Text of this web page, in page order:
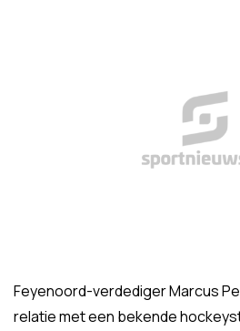
Feyenoord-verdediger Marcus
relatie met een bekende